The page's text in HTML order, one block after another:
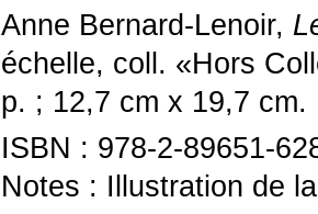
Anne Bernard-Lenoir,
échelle, coll. «Hors
p. ; 12,7 cm x 19,7 cm.
ISBN : 978-2-89651-
Notes : Illustration de